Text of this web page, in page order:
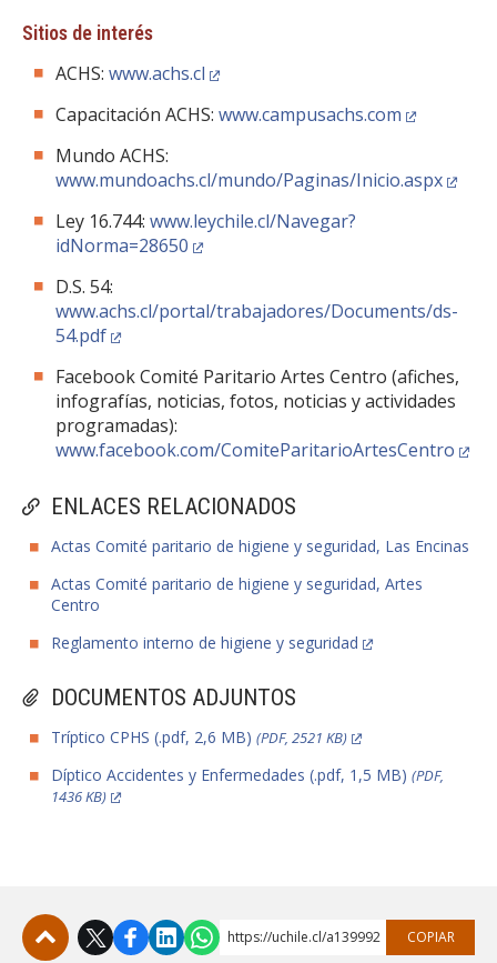
ENLACES RELACIONADOS
Actas Comité paritario de higiene y seguridad, Las Encinas
Actas Comité paritario de higiene y seguridad, Artes
Centro
Reglamento interno de higiene y seguridad
DOCUMENTOS ADJUNTOS
Tríptico CPHS (.pdf, 2,6 MB) (PDF, 2521 KB)
Díptico Accidentes y Enfermedades (.pdf, 1,5 MB) (PDF,
1436 KB)
Sitios de interés
ACHS: www.achs.cl
Capacitación ACHS: www.campusachs.com
Mundo ACHS:
www.mundoachs.cl/mundo/Paginas/Inicio.aspx
Ley 16.744: www.leychile.cl/Navegar?
idNorma=28650
D.S. 54:
www.achs.cl/portal/trabajadores/Documents/ds-
54.pdf
Facebook Comité Paritario Artes Centro (afiches,
infografías, noticias, fotos, noticias y actividades
programadas):
www.facebook.com/ComiteParitarioArtesCentro
https://uchile.cl/a139992 COPIAR